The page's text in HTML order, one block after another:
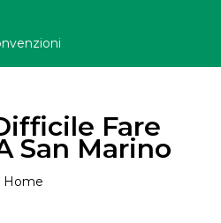
Fare
San Marino
Home